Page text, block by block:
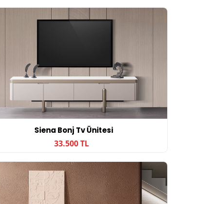
Siena Bonj Tv Ünitesi
33.500 TL